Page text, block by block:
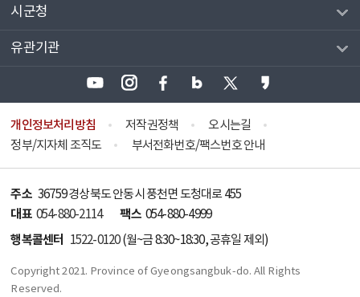
시군청
유관기관
개인정보처리방침 저작권정책
오시는길
정부/지자체 조직도
부서전화번호/팩스번호 안내
주소 36759 경상북도 안동시 풍천면 도청대로 455
대표 054-880-2114 팩스 054-880-4999
행복콜센터 1522-0120(월~금 8:30~18:30, 공휴일 제외)
Copyright 2021. Province of Gyeongsangbuk-do. All Rights
Reserved.